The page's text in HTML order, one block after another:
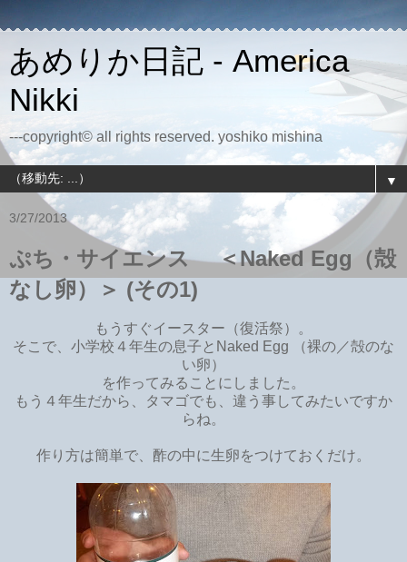
あめりか日記 - America
Nikki
---copyright© all rights reserved. yoshiko mishina
▼
3/27/2013
ぷち・サイエンス ＜Naked Egg（殻
なし卵）＞ (その1)
もうすぐイースター（復活祭）。
そこで、小学校４年生の息子とNaked Egg （裸の／殻のな
い卵）
を作ってみることにしました。
もう４年生だから、タマゴでも、違う事してみたいですか
らね。
作り方は簡単で、酢の中に生卵をつけておくだけ。